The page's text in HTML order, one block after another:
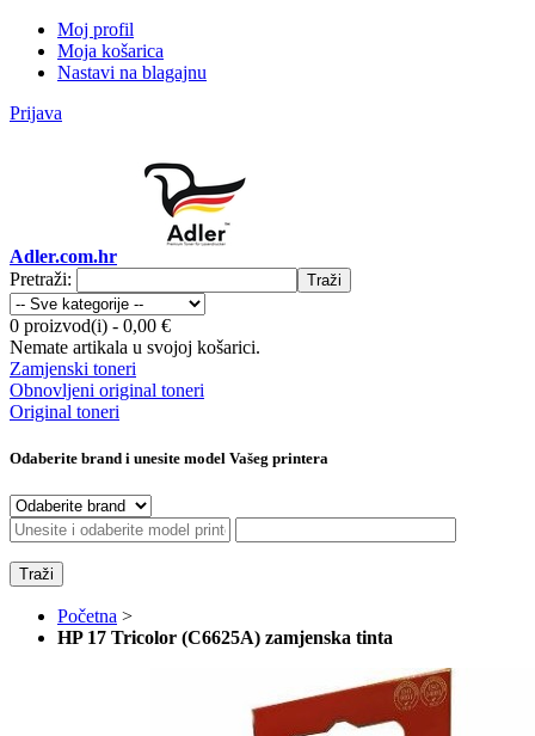
Moj profil
Moja košarica
Nastavi na blagajnu
Prijava
Adler.com.hr
Pretraži:
Traži
0 proizvod(i) - 0,00 €
Nemate artikala u svojoj košarici.
Zamjenski toneri
Obnovljeni original toneri
Original toneri
Odaberite brand i unesite model Vašeg printera
Traži
Početna >
HP 17 Tricolor (C6625A) zamjenska tinta